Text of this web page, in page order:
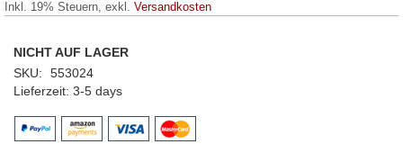
Inkl. 19% Steuern, exkl. Versandkosten
NICHT AUF LAGER
SKU
553024
Lieferzeit 3-5 days